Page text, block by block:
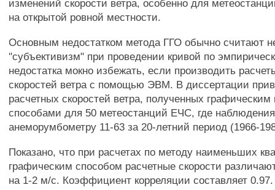
изменений скорости ветра, особенно для
на открытой ровной местности.
Основным недостатком метода ГГО обычно считают
"субъективизм" при проведении кривой по
недостатка мокно избежать, если производить
скоростей ветра с помощью ЭВМ. В диссертации
расчетных скоростей ветра, полученных
способами для 50 метеостанций ЕЧС, где
анеморумбометру 11-63 за 20-летний период (1966-
Показано, что при расчетах по методу наименьших
графическим способом расчетные скорости
на 1-2 м/с. Коэффициент корреляции составляет 0.97.